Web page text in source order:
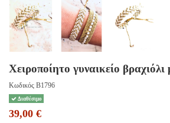
Χειροποίητο γυναικείο
Κωδικός B1796
Διαθέσιμο
39,00 €